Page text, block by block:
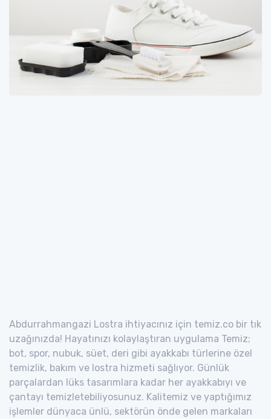
Abdurrahmangazi Lostra ihtiyacınız için temiz.co bir tık
uzağınızda! Hayatınızı kolaylaştıran uygulama Temiz;
bot, spor, nubuk, süet, deri gibi ayakkabı türlerine özel
temizlik, bakım ve lostra hizmeti sağlıyor. Günlük
parçalardan lüks tasarımlara kadar her ayakkabıyı ve
çantayı temizletebiliyosunuz. Kalitemiz ve yaptığımız
işlemler dünyaca ünlü, sektörün önde gelen markaları